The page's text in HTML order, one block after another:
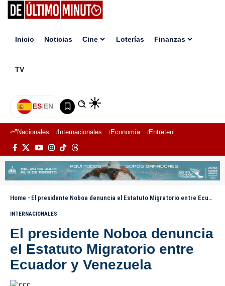
Inicio Noticias Cine Loterías Finanzas
TV
ES|EN
Nacionales Internacionales Economía Entretenimiento
Home - El presidente Noboa denuncia el Estatuto Migratorio entre Ecuador y Venezuela
INTERNACIONALES
El presidente Noboa denuncia
el Estatuto Migratorio entre
Ecuador y Venezuela